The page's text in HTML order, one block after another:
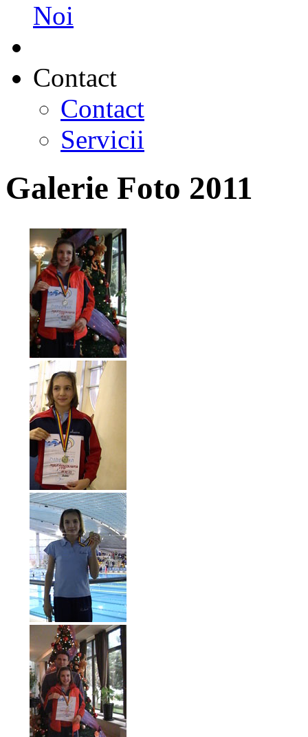
Noi
Contact
Contact
Servicii
Galerie Foto 2011